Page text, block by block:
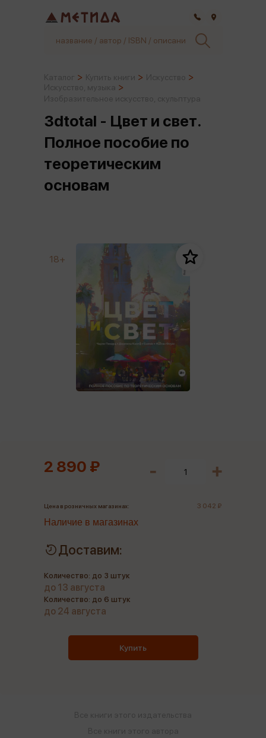
3dtotal - Цвет и свет.
Полное пособие по
теоретическим
основам
18+
2 890 ₽
Цена в розничных магазинах: 3 042 ₽
Наличие в магазинах
Доставим:
Количество: до 3 штук
до 13 августа
Количество: до 6 штук
до 24 августа
Купить